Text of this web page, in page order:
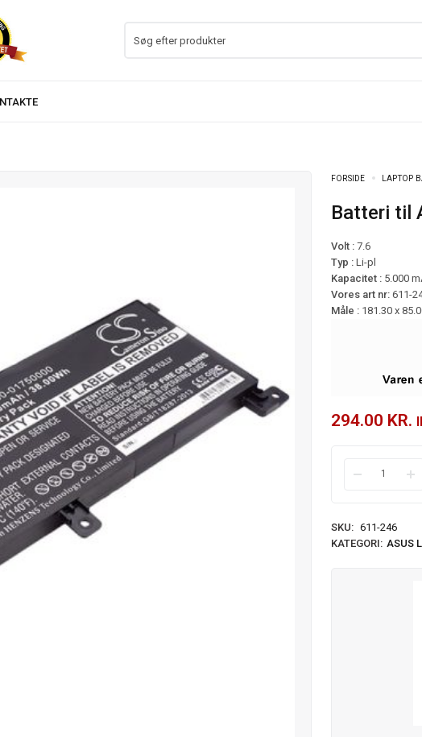
FORSIDE LAPTOP
Batteri
Volt :7.6
Typ : Li-pl
Kapacitet : 5.000
Vores art nr: 611-
Måle : 181.30 x
294.00 KR.
SKU: 611-246
KATEGORI: ASUS